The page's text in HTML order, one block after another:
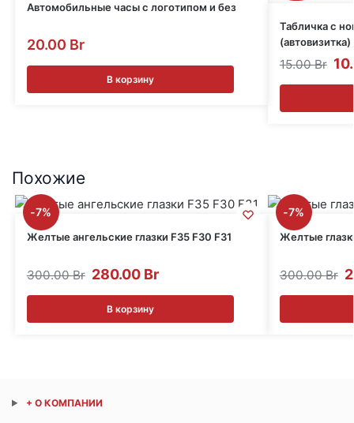
Автомобильные часы с логотипом и без
20.00 Br
В корзину
Табличка с
(автовизитка)
15.00Br
Похожие
-7%
Желтые ангельские глазки F35 F30 F31
300.00Br 280.00 Br
В корзину
-7%
Желтые
300.00Br
+ О КОМПАНИИ